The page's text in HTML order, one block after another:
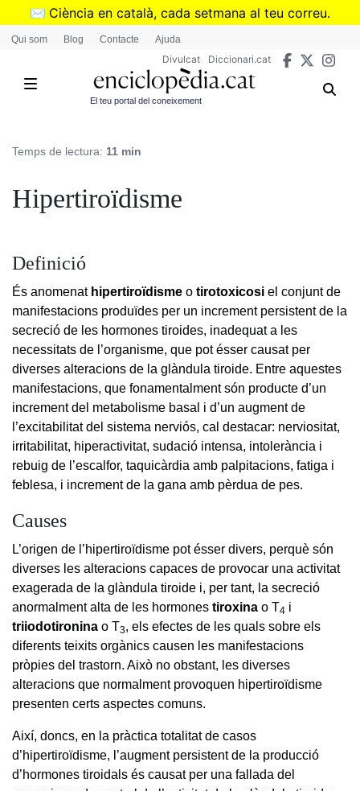
Vés
✉️ Ciència en català, cada setmana al teu correu.
➜Subscriu-te al butlletí de Divulcat
Qui som Blog Contacte Ajuda
Divulcat Diccionari.cat
El teu portal del coneixement
Temps de lectura: 11 min
Hipertiroïdisme
Definició
És anomenat hipertiroïdisme o tirotoxicosi el conjunt de
manifestacions produïdes per un increment persistent de la
secreció de les hormones tiroides, inadequat a les
necessitats de l’organisme, que pot ésser causat per
diverses alteracions de la glàndula tiroide. Entre aquestes
manifestacions, que fonamentalment són producte d’un
increment del metabolisme basal i d’un augment de
l’excitabilitat del sistema nerviós, cal destacar: nerviositat,
irritabilitat, hiperactivitat, sudació intensa, intolerància i
rebuig de l’escalfor, taquicàrdia amb palpitacions, fatiga i
feblesa, i increment de la gana amb pèrdua de pes.
Causes
L’origen de l’hipertiroïdisme pot ésser divers, perquè són
diverses les alteracions capaces de provocar una activitat
exagerada de la glàndula tiroide i, per tant, la secreció
anormalment alta de les hormones tiroxina o T4 i
triiodotironina o T3, els efectes de les quals sobre els
diferents teixits orgànics causen les manifestacions
pròpies del trastorn. Això no obstant, les diverses
alteracions que normalment provoquen hipertiroïdisme
presenten certs aspectes comuns.
Així, doncs, en la pràctica totalitat de casos
d’hipertiroïdisme, l’augment persistent de la producció
d’hormones tiroidals és causat per una fallada del